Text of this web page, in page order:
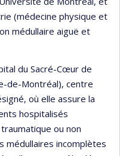
(médecine physique et
médullaire aiguë et
du Sacré-Cœur de
de-Montréal), centre
où elle assure la
hospitalisés
ou non
médullaires incomplètes